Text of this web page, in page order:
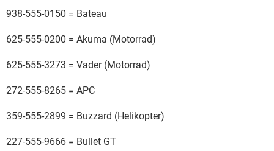
938-555-0150 = Bateau
625-555-0200 = Akuma (Motorrad)
625-555-3273 = Vader (Motorrad)
272-555-8265 = APC
359-555-2899 = Buzzard (Helikopter)
227-555-9666 = Bullet GT